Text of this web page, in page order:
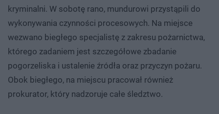
kryminalni. W sobotę rano, mundurowi przystąpili do
wykonywania czynności procesowych. Na miejsce
wezwano biegłego specjalistę z zakresu pożarnictwa,
którego zadaniem jest szczegółowe zbadanie
pogorzeliska i ustalenie źródła oraz przyczyn pożaru.
Obok biegłego, na miejscu pracował również
prokurator, który nadzoruje całe śledztwo.